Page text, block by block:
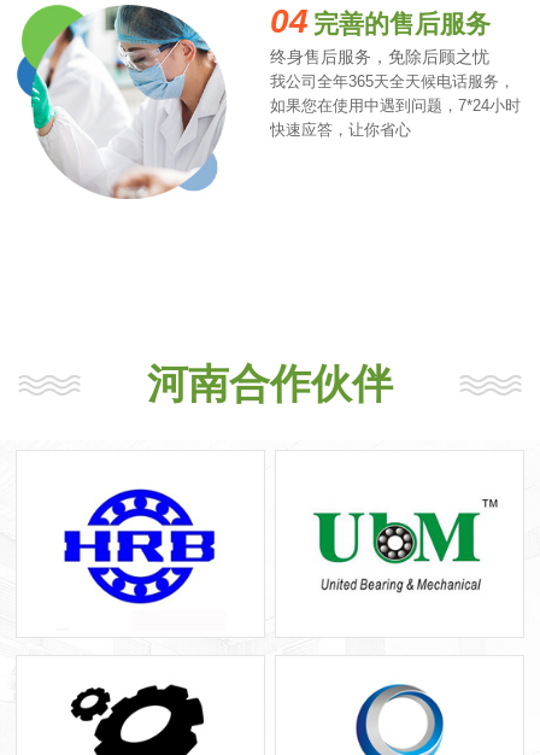
04 完善的售后服务
终身售后服务，免除后顾之忧
我公司全年365天全天候电话服务，
如果您在使用中遇到问题，7*24小时
快速应答，让你省心
河南合作伙伴